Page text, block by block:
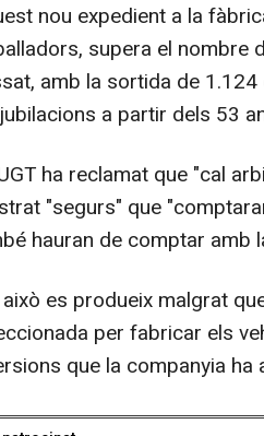
nou expedient a la
supera el nombre
amb la sortida de
a partir dels 53
ha reclamat que "cal
"segurs" que
hauran de comptar amb
es produeix malgrat
per fabricar els
que la companyia ha